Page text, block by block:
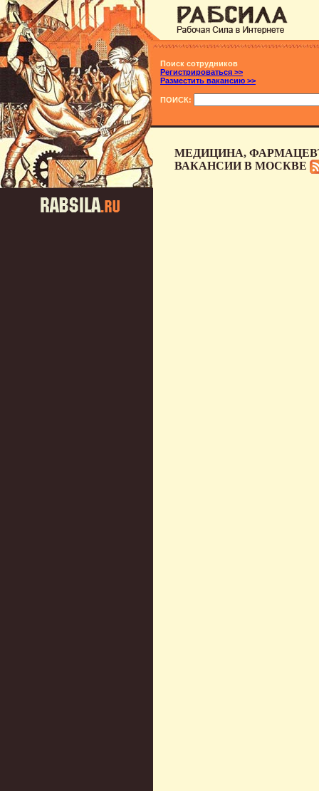
Поиск сотрудников
Регистрироваться >>
Разместить вакансию >>
ПОИСК:
МЕДИЦИНА,
ВАКАНСИИ В МОСКВЕ